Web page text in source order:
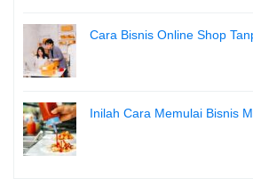
Cara Bisnis Online Shop
Inilah Cara Memulai Bisnis